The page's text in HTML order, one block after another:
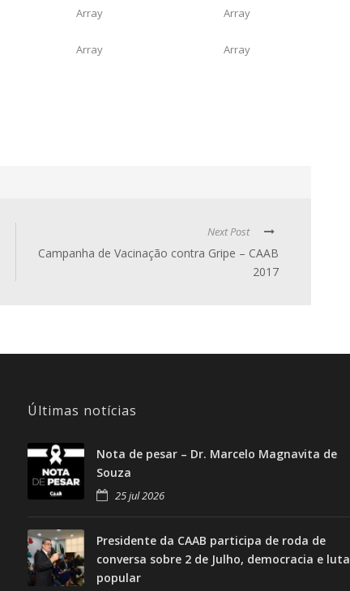
Array Array
Array Array
Next Post
Campanha de Vacinação contra Gripe – CAAB
2017
Últimas notícias
Nota de pesar – Dr. Marcelo Magnavita de
Souza
25 jul 2026
Presidente da CAAB participa de roda de
conversa sobre 2 de Julho, democracia e luta
popular